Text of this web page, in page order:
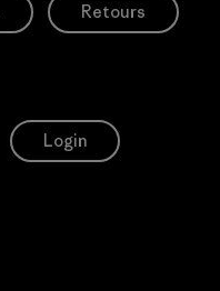
Retours
Login